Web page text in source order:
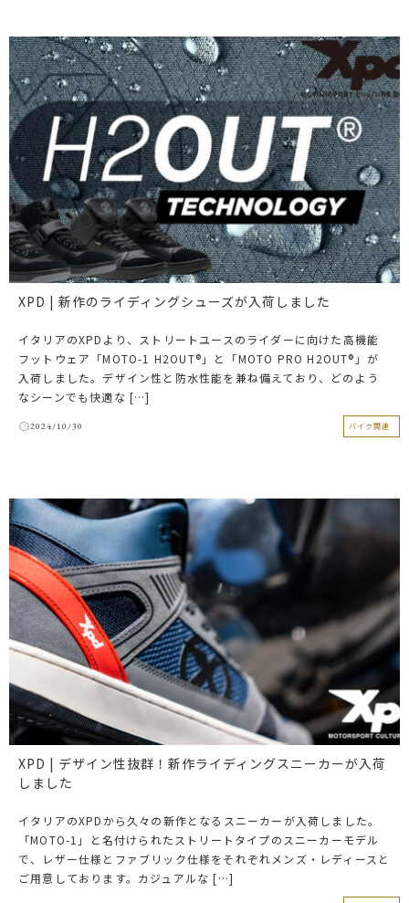
XPD | 新作のライディングシューズが入荷しました
イタリアのXPDより、ストリートユースのライダーに向けた高機能
フットウェア「MOTO-1 H2OUT®」と「MOTO PRO H2OUT®」が
入荷しました。デザイン性と防水性能を兼ね備えており、どのよう
なシーンでも快適な […]
2024/10/30 バイク関連
XPD | デザイン性抜群！新作ライディングスニーカーが入荷
しました
イタリアのXPDから久々の新作となるスニーカーが入荷しました。
「MOTO-1」と名付けられたストリートタイプのスニーカーモデル
で、レザー仕様とファブリック仕様をそれぞれメンズ・レディースと
ご用意しております。カジュアルな […]